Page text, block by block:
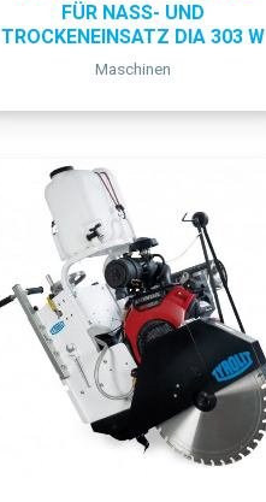
FÜR NASS- UND
TROCKENEINSATZ DIA 303 W
Maschinen